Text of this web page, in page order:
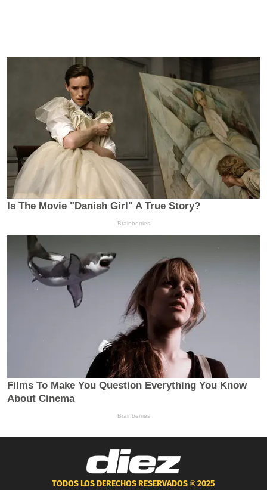
TODOS LOS DERECHOS RESERVADOS ®2025